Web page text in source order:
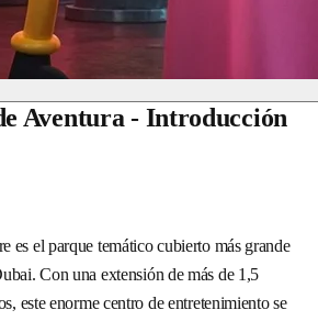
Aventura - Introducción
es el parque temático cubierto más grande
Con una extensión de más de 1,5
este enorme centro de entretenimiento se